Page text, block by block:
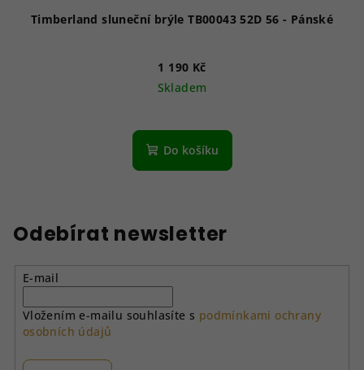
Timberland sluneční brýle TB00043 52D 56 - Pánské
1 190 Kč
Skladem
Do košíku
Odebírat newsletter
E-mail
Vložením e-mailu souhlasíte s podmínkami ochrany
osobních údajů